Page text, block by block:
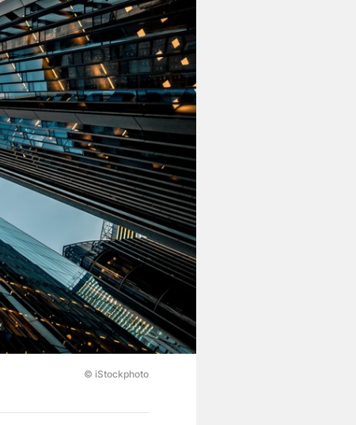
© iStockphoto